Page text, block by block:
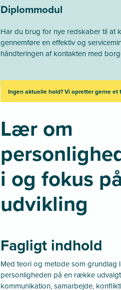
Diplommodul
Har du brug for nye redskaber til at
gennemføre en effektiv og
håndteringen af kontakten med
Ingen aktuelle hold? Vi opretter gerne et
Lær om
i og fokus
udvikling
Fagligt indhold
Med teori og metode som grundlag
personligheden på en række
kommunikation, samarbejde,